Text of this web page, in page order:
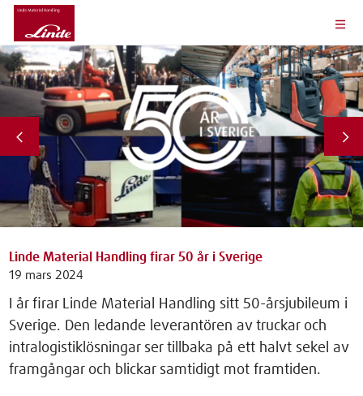
Linde Material Handling firar 50 år i Sverige
19 mars 2024
I år firar Linde Material Handling sitt 50-årsjubileum i
Sverige. Den ledande leverantören av truckar och
intralogistiklösningar ser tillbaka på ett halvt sekel av
framgångar och blickar samtidigt mot framtiden.